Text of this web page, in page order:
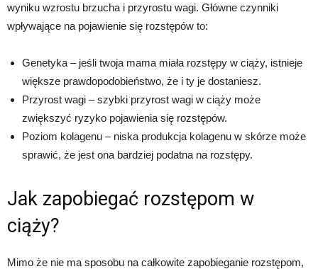
wyniku wzrostu brzucha i przyrostu wagi. Główne czynniki
wpływające na pojawienie się rozstępów to:
Genetyka – jeśli twoja mama miała rozstępy w ciąży, istnieje
większe prawdopodobieństwo, że i ty je dostaniesz.
Przyrost wagi – szybki przyrost wagi w ciąży może
zwiększyć ryzyko pojawienia się rozstępów.
Poziom kolagenu – niska produkcja kolagenu w skórze może
sprawić, że jest ona bardziej podatna na rozstępy.
Jak zapobiegać rozstępom w
ciąży?
Mimo że nie ma sposobu na całkowite zapobieganie rozstępom,